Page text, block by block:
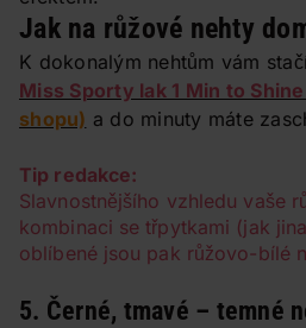
Jak na růžové nehty
K dokonalým nehtům vám
Miss Sporty lak 1 Min to Shine
shopu) a do minuty máte
Tip redakce:
Slavnostnějšího vzhledu vaše
kombinaci se třpytkami (jak
oblíbené jsou pak růžovo-bílé
5. Černé, tmavé – temné